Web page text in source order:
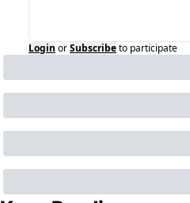
Login orSubscribeto participate